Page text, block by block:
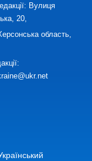
Вулиця
20,
область,